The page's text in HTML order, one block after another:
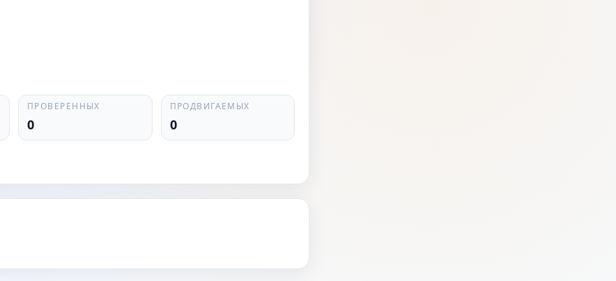
ПРОВЕРЕННЫХ
0
ПРОДВИГАЕМЫХ
0